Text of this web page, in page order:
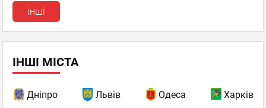
інші
ІНШІ МІСТА
Дніпро Львів Одеса Харків